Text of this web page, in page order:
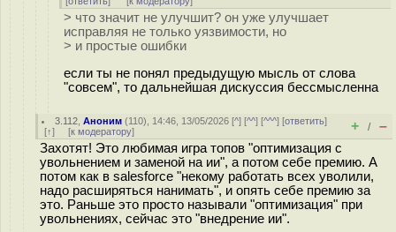
> что значит не улучшит? он уже улучшает
исправляя не только уязвимости, но
> и простые ошибки
если ты не понял предыдущую мысль от слова
"совсем", то дальнейшая дискуссия бессмысленна
3.112 ,Аноним (110), 14:46, 13/05/2026 [^] [^^] [^^^] [ответить]
[↑] [к модератору] + / –
Захотят! Это любимая игра топов "оптимизация с
увольнением и заменой на ии", а потом себе премию. А
потом как в salesforce "некому работать всех уволили,
надо расширяться нанимать", и опять себе премию за
это. Раньше это просто называли "оптимизация" при
увольнениях, сейчас это "внедрение ии".